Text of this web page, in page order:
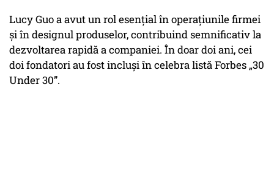
Lucy Guo a avut un rol esențial în operațiunile firmei
și în designul produselor, contribuind semnificativ la
dezvoltarea rapidă a companiei. În doar doi ani, cei
doi fondatori au fost incluși în celebra listă Forbes „30
Under 30”.